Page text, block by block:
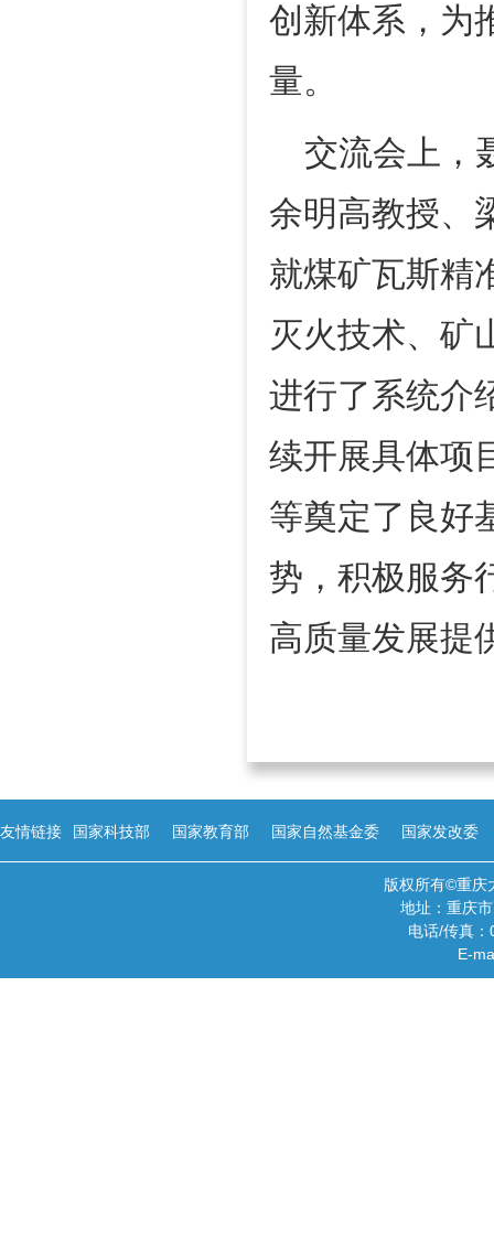
创新体系，为
量。
交流会上，
余明高教授、
就煤矿瓦斯精
灭火技术、矿
进行了系统介
续开展具体项
等奠定了良好
势，积极服务
高质量发展提
友情链接 国家科技部 国家教育部 国家自然基金委 国家发改委
版权所有©重庆
地址：重庆
电话/传真
E-